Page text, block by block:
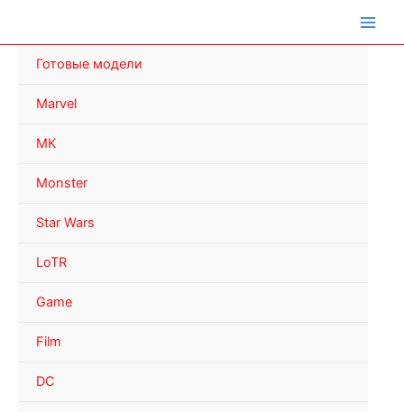
Готовые модели
Marvel
MK
Monster
Star Wars
LoTR
Game
Film
DC